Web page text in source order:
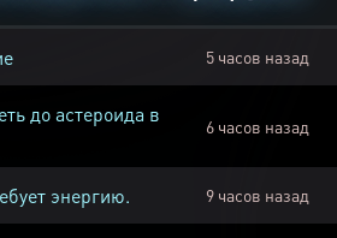
5 часов назад
до астероида в
6 часов назад
энергию. 9 часов назад